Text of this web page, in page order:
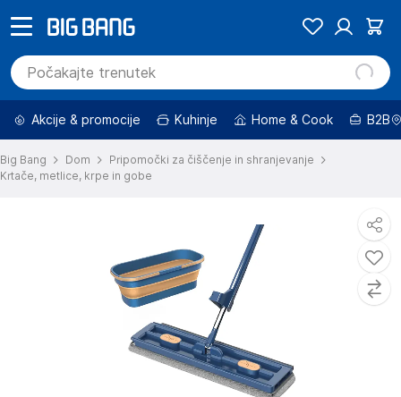
Akcije & promocije Kuhinje Home & Cook B2B
Big Bang Dom
Pripomočki za čiščenje in shranjevanje
Krtače, metlice, krpe in gobe